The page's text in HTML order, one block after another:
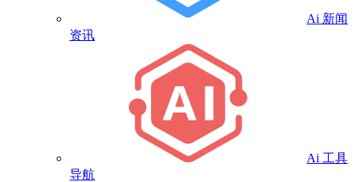
Ai 新闻
资讯
Ai 工具
导航